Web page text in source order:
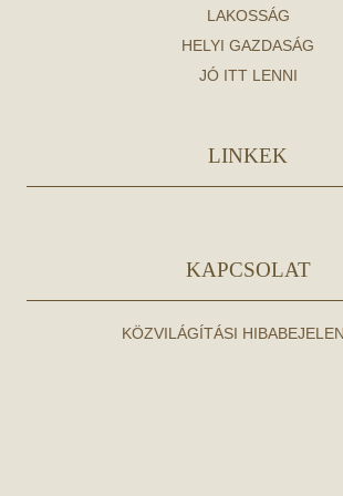
LAKOSSÁG
HELYI GAZDASÁG
JÓ ITT LENNI
LINKEK
KAPCSOLAT
KÖZVILÁGÍTÁSI